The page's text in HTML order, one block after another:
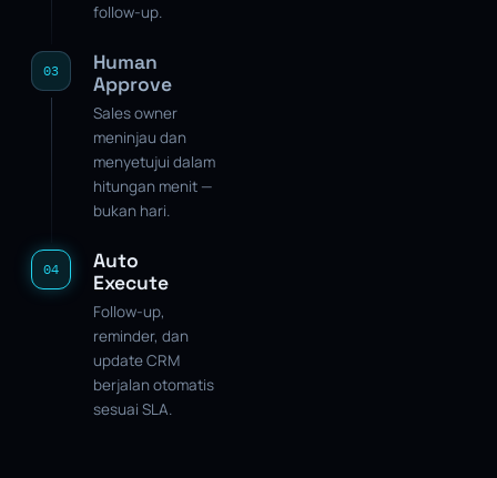
follow-up.
03
Human
Approve
Sales owner
meninjau dan
menyetujui dalam
hitungan menit —
bukan hari.
04
Auto
Execute
Follow-up,
reminder, dan
update CRM
berjalan otomatis
sesuai SLA.